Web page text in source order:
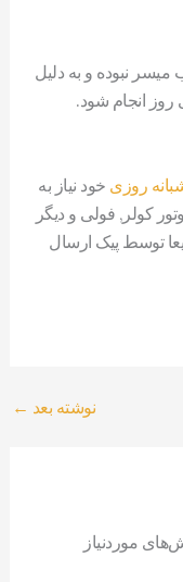
میسر نبوده و به دلیل
انجام شود.
روزی خود نیاز به
کولر, فولی و دیگر
توسط پیک ارسال
نوشته بعد ←
موردنیاز